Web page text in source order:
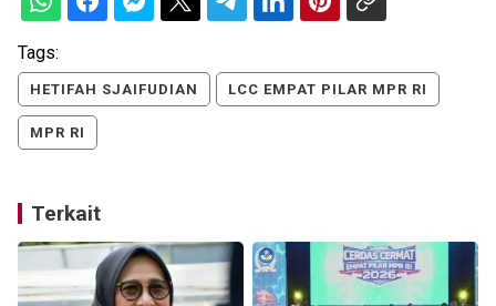
Tags:
HETIFAH SJAIFUDIAN LCC EMPAT PILAR MPR RI
MPR RI
Terkait